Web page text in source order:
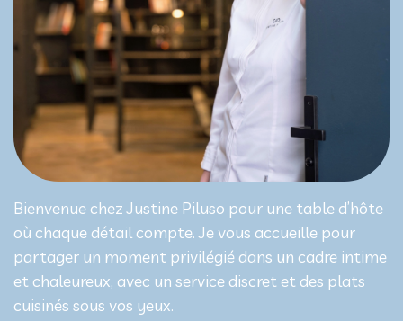
Bienvenue chez Justine Piluso pour une table d’hôte
où chaque détail compte. Je vous accueille pour
partager un moment privilégié dans un cadre intime
et chaleureux, avec un service discret et des plats
cuisinés sous vos yeux.